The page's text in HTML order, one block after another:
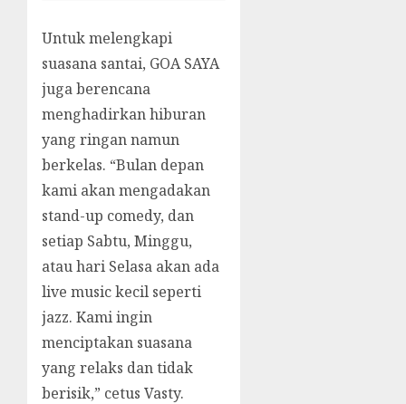
Untuk melengkapi
suasana santai, GOA SAYA
juga berencana
menghadirkan hiburan
yang ringan namun
berkelas. “Bulan depan
kami akan mengadakan
stand-up comedy, dan
setiap Sabtu, Minggu,
atau hari Selasa akan ada
live music kecil seperti
jazz. Kami ingin
menciptakan suasana
yang relaks dan tidak
berisik,” cetus Vasty.